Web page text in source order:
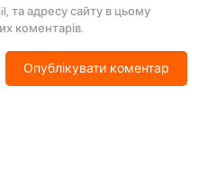
та адресу сайту в цьому
коментарів.